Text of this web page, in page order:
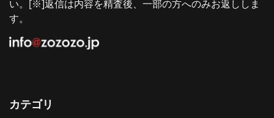
い。[※]返信は内容を精査後、一部の方へのみお返ししま
す。
カテゴリ